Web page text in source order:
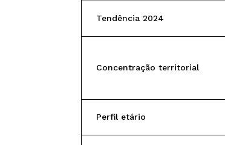
Tendência 2024
Concentração territorial
Perfil etário